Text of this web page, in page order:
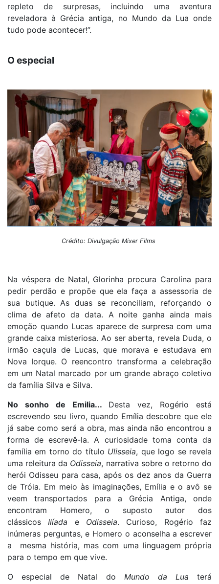
repleto de surpresas, incluindo uma aventura
reveladora à Grécia antiga, no Mundo da Lua onde
tudo pode acontecer!”.
O especial
Crédito: Divulgação Mixer Films
Na véspera de Natal, Glorinha procura Carolina para
pedir perdão e propõe que ela faça a assessoria de
sua butique. As duas se reconciliam, reforçando o
clima de afeto da data. A noite ganha ainda mais
emoção quando Lucas aparece de surpresa com uma
grande caixa misteriosa. Ao ser aberta, revela Duda, o
irmão caçula de Lucas, que morava e estudava em
Nova Iorque. O reencontro transforma a celebração
em um Natal marcado por um grande abraço coletivo
da família Silva e Silva.
No sonho de Emilia... Desta vez, Rogério está
escrevendo seu livro, quando Emília descobre que ele
já sabe como será a obra, mas ainda não encontrou a
forma de escrevê-la. A curiosidade toma conta da
família em torno do título Ulisseia, que logo se revela
uma releitura da Odisseia, narrativa sobre o retorno do
herói Odisseu para casa, após os dez anos da Guerra
de Tróia. Em meio às imaginações, Emília e o avô se
veem transportados para a Grécia Antiga, onde
encontram Homero, o suposto autor dos
clássicos Ilíada e Odisseia. Curioso, Rogério faz
inúmeras perguntas, e Homero o aconselha a escrever
a mesma história, mas com uma linguagem própria
para o tempo em que vive.
O especial de Natal do Mundo da Lua terá